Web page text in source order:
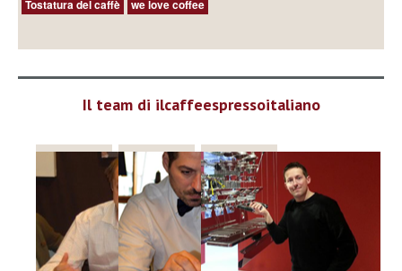
Tostatura del caffè
we love coffee
Il team di ilcaffeespressoitaliano